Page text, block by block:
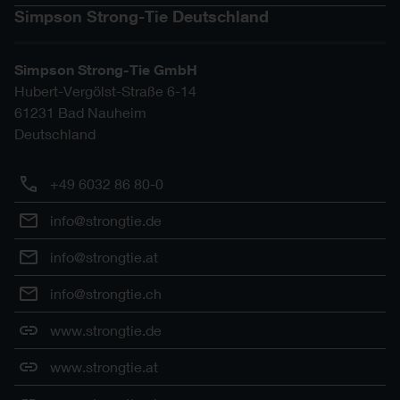
Simpson Strong-Tie Deutschland
Simpson Strong-Tie GmbH
Hubert-Vergölst-Straße 6-14
61231 Bad Nauheim
Deutschland
+49 6032 86 80-0
info@strongtie.de
info@strongtie.at
info@strongtie.ch
www.strongtie.de
www.strongtie.at